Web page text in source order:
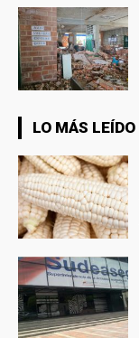
LO MÁS LEÍDO